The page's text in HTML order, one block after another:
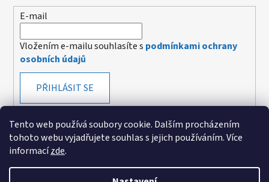
Tento web používá soubory cookie. Dalším procházením
tohoto webu vyjadřujete souhlas s jejich používáním. Více
informacízde.
E-mail
Vložením e-mailu souhlasíte s podmínkami ochrany
osobních údajů
PŘIHLÁSIT SE
Vytvořeno v mime digital